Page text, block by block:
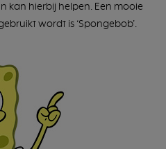
kan hierbij helpen. Een mooie
wordt is ‘Spongebob’.